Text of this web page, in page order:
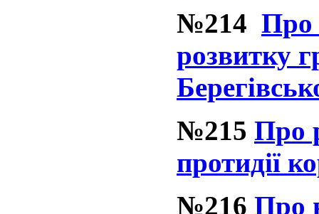
№214 Про
розвитку
№215 Про
протидії
№216 Про